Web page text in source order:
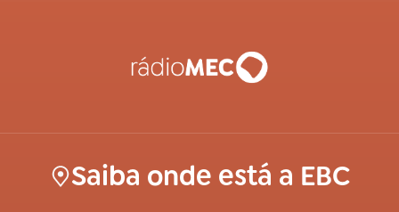
Saiba onde está a EBC